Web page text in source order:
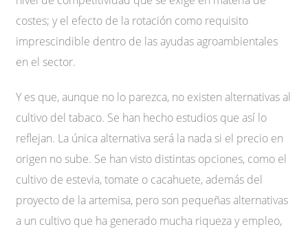
costes; y el efecto de la rotación como requisito
imprescindible dentro de las ayudas agroambientales
en el sector.
Y es que, aunque no lo parezca, no existen alternativas al
cultivo del tabaco. Se han hecho estudios que así lo
reflejan. La única alternativa será la nada si el precio en
origen no sube. Se han visto distintas opciones, como el
cultivo de estevia, tomate o cacahuete, además del
proyecto de la artemisa, pero son pequeñas alternativas
a un cultivo que ha generado mucha riqueza y empleo,